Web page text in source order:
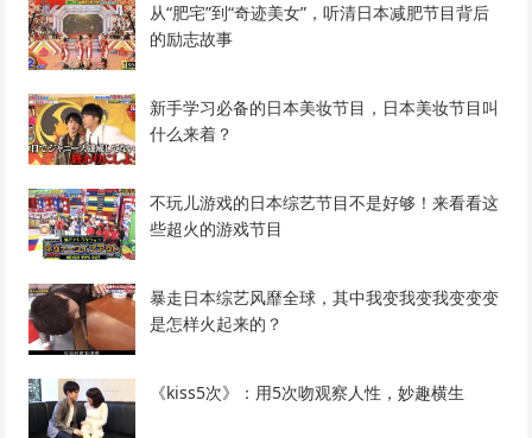
从“肥宅”到“奇迹美女”，听清日本减肥节目背后
的励志故事
新手学习必备的日本美妆节目，日本美妆节目叫
什么来着？
不玩儿游戏的日本综艺节目不是好够！来看看这
些超火的游戏节目
暴走日本综艺风靡全球，其中我变我变我变变变
是怎样火起来的？
《kiss5次》：用5次吻观察人性，妙趣横生